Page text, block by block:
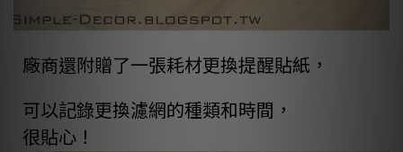
廠商還附贈了一張耗材更換提醒貼紙，
可以記錄更換濾網的種類和時間，
很貼心！